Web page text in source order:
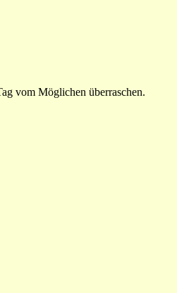
vom Möglichen überraschen.